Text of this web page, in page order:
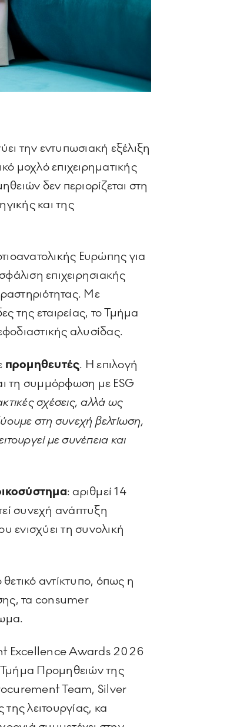
την εντυπωσιακή εξέλιξη
μοχλό επιχειρηματικής
δεν περιορίζεται στη
και της
Ευρώπης για
επιχειρησιακής
Με
της εταιρείας, το Τμήμα
αλυσίδας.
προμηθευτές. Η επιλογή
τη συμμόρφωση με ESG
σχέσεις, αλλά ως
στη συνεχή βελτίωση,
με συνέπεια και
: αριθμεί 14
συνεχή ανάπτυξη
ενισχύει τη συνολική
αντίκτυπο, όπως η
τα consumer
Excellence Awards 2026
Προμηθειών της
Team, Silver
λειτουργίας, κα